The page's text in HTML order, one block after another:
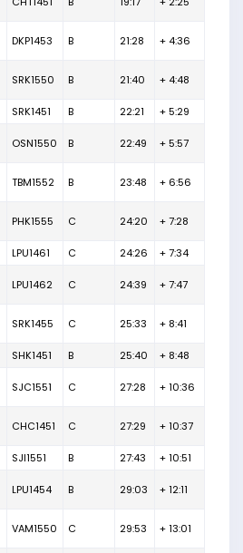
DKP1453 B 21:28 + 4:36
SRK1550 B 21:40 + 4:48
SRK1451 B 22:21 + 5:29
OSN1550 B 22:49 + 5:57
TBM1552 B 23:48 + 6:56
PHK1555 C 24:20 + 7:28
LPU1461 C 24:26 + 7:34
LPU1462 C 24:39 + 7:47
SRK1455 C 25:33 + 8:41
SHK1451 B 25:40 + 8:48
SJC1551 C 27:28 + 10:36
CHC1451 C 27:29 + 10:37
SJI1551 B 27:43 + 10:51
LPU1454 B 29:03 + 12:11
VAM1550 C 29:53 + 13:01